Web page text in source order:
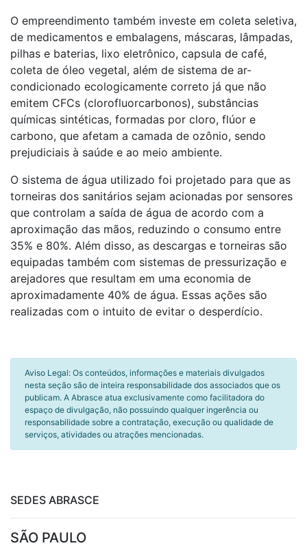
O empreendimento também investe em coleta seletiva,
de medicamentos e embalagens, máscaras, lâmpadas,
pilhas e baterias, lixo eletrônico, capsula de café,
coleta de óleo vegetal, além de sistema de ar-
condicionado ecologicamente correto já que não
emitem CFCs (clorofluorcarbonos), substâncias
químicas sintéticas, formadas por cloro, flúor e
carbono, que afetam a camada de ozônio, sendo
prejudiciais à saúde e ao meio ambiente.
O sistema de água utilizado foi projetado para que as
torneiras dos sanitários sejam acionadas por sensores
que controlam a saída de água de acordo com a
aproximação das mãos, reduzindo o consumo entre
35% e 80%. Além disso, as descargas e torneiras são
equipadas também com sistemas de pressurização e
arejadores que resultam em uma economia de
aproximadamente 40% de água. Essas ações são
realizadas com o intuito de evitar o desperdício.
Aviso Legal: Os conteúdos, informações e materiais divulgados
nesta seção são de inteira responsabilidade dos associados que os
publicam. A Abrasce atua exclusivamente como facilitadora do
espaço de divulgação, não possuindo qualquer ingerência ou
responsabilidade sobre a contratação, execução ou qualidade de
serviços, atividades ou atrações mencionadas.
SEDES ABRASCE
SÃO PAULO